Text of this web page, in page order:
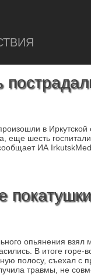
в Иркутской
еще шесть
ИА
опьянения взял
В итоге горе-
полосу, съехал с
травмы, не